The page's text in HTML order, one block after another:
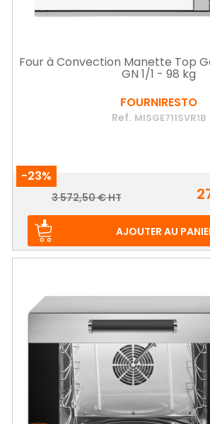
Four à Convection Manette Top
GN 1/1 - 98 kg
FOURNIRESTO
Ref. MISGE711SVR1B
-23%
Prix
Prix
3 572,50 € HT
AJOUTER AU